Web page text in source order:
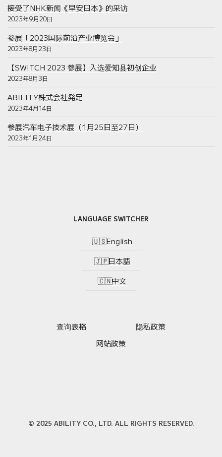
接受了NHK新闻《早安日本》的采访
2023年9月20日
参展「2023国际前沿产业博览会」
2023年8月23日
【SWITCH 2023 参展】入选爱知县初创企业
2023年8月3日
ABILITY株式会社発足
2023年4月14日
参展汽车电子技术展（1月25日至27日）
2023年1月24日
LANGUAGE SWITCHER
English
日本語
中文
查询表格
隐私政策
网站政策
© 2025 ABILITY CO., LTD. ALL RIGHTS RESERVED.